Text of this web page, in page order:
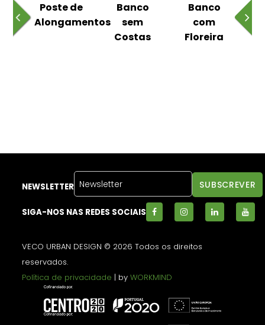
Poste de
Alongamentos
Banco
sem
Costas
Banco
com
Floreira
NEWSLETTER
SIGA-NOS NAS REDES SOCIAIS
VECO URBAN DESIGN © 2026 Todos os direitos
reservados.
Política de privacidade | byWORKMIND